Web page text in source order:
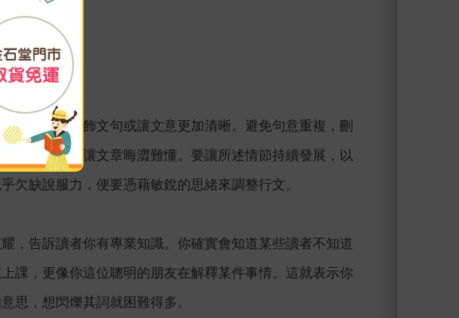
除字詞、潤飾文句或讓文意更加清晰。避免句意重複，刪
物或事件，讓文章晦澀難懂。要讓所述情節持續發展，以
欠缺說服力，便要憑藉敏銳的思緒來調整行文。
，告訴讀者你有專業知識。你確實會知道某些讀者不知道
課，更像你這位聰明的朋友在解釋某件事情。這就表示你
思，想閃爍其詞就困難得多。